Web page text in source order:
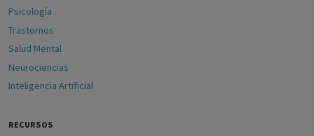
Psicología
Trastornos
Salud Mental
Neurociencias
Inteligencia Artificial
RECURSOS